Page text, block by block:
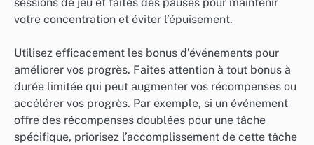
votre concentration et éviter l’épuisement.
Utilisez efficacement les bonus d’événements pour
améliorer vos progrès. Faites attention à tout bonus à
durée limitée qui peut augmenter vos récompenses ou
accélérer vos progrès. Par exemple, si un événement
offre des récompenses doublées pour une tâche
spécifique, priorisez l’accomplissement de cette tâche